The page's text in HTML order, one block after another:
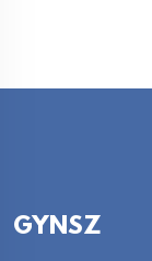
GYNSZ